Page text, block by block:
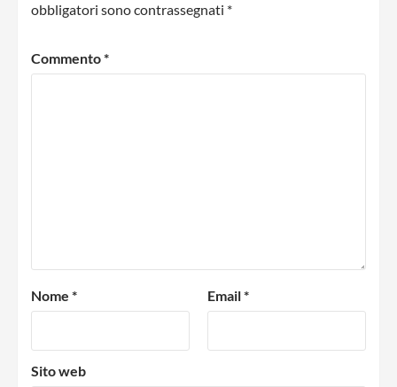
obbligatori sono contrassegnati *
Commento*
Nome * Email*
Sito web